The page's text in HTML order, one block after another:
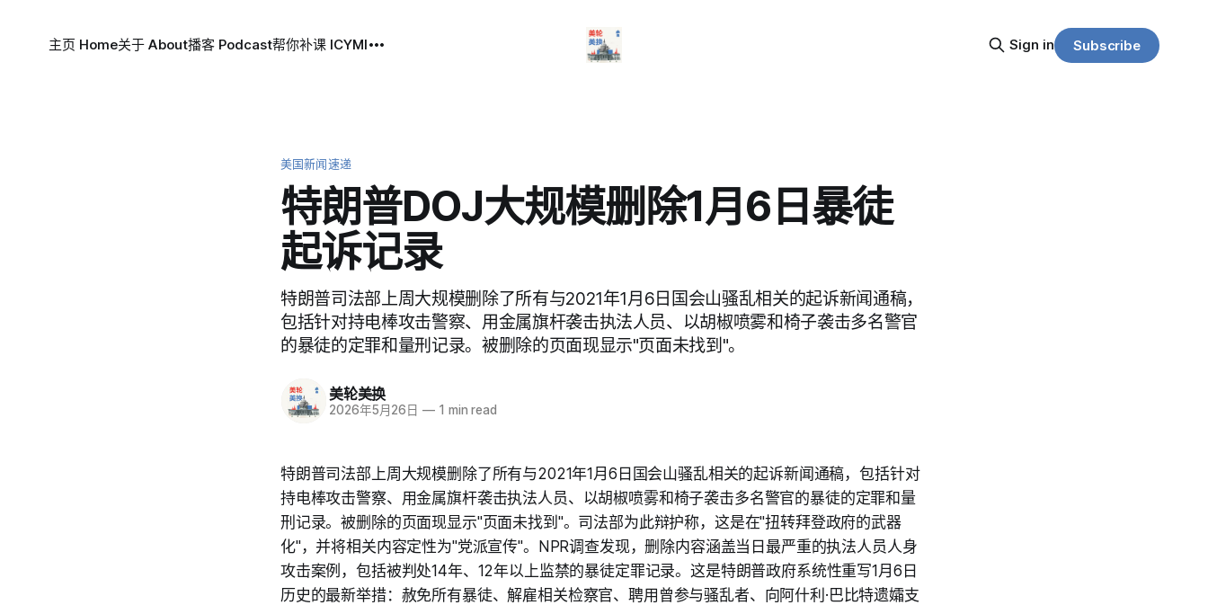
主页 Home关于 About播客 Podcast帮你补课 ICYMI Sign in Subscribe
美国新闻速递
特朗普DOJ大规模删除1月6日暴徒
起诉记录
特朗普司法部上周大规模删除了所有与2021年1月6日国会山骚乱相关的起诉新闻通稿，
包括针对持电棒攻击警察、用金属旗杆袭击执法人员、以胡椒喷雾和椅子袭击多名警官
的暴徒的定罪和量刑记录。被删除的页面现显示"页面未找到"。
美轮美换
2026年5月26日 — 1 min read
特朗普司法部上周大规模删除了所有与2021年1月6日国会山骚乱相关的起诉新闻通稿，包括针对
持电棒攻击警察、用金属旗杆袭击执法人员、以胡椒喷雾和椅子袭击多名警官的暴徒的定罪和量
刑记录。被删除的页面现显示"页面未找到"。司法部为此辩护称，这是在"扭转拜登政府的武器
化"，并将相关内容定性为"党派宣传"。NPR调查发现，删除内容涵盖当日最严重的执法人员人身
攻击案例，包括被判处14年、12年以上监禁的暴徒定罪记录。这是特朗普政府系统性重写1月6日
历史的最新举措：赦免所有暴徒、解雇相关检察官、聘用曾参与骚乱者、向阿什利·巴比特遗孀支